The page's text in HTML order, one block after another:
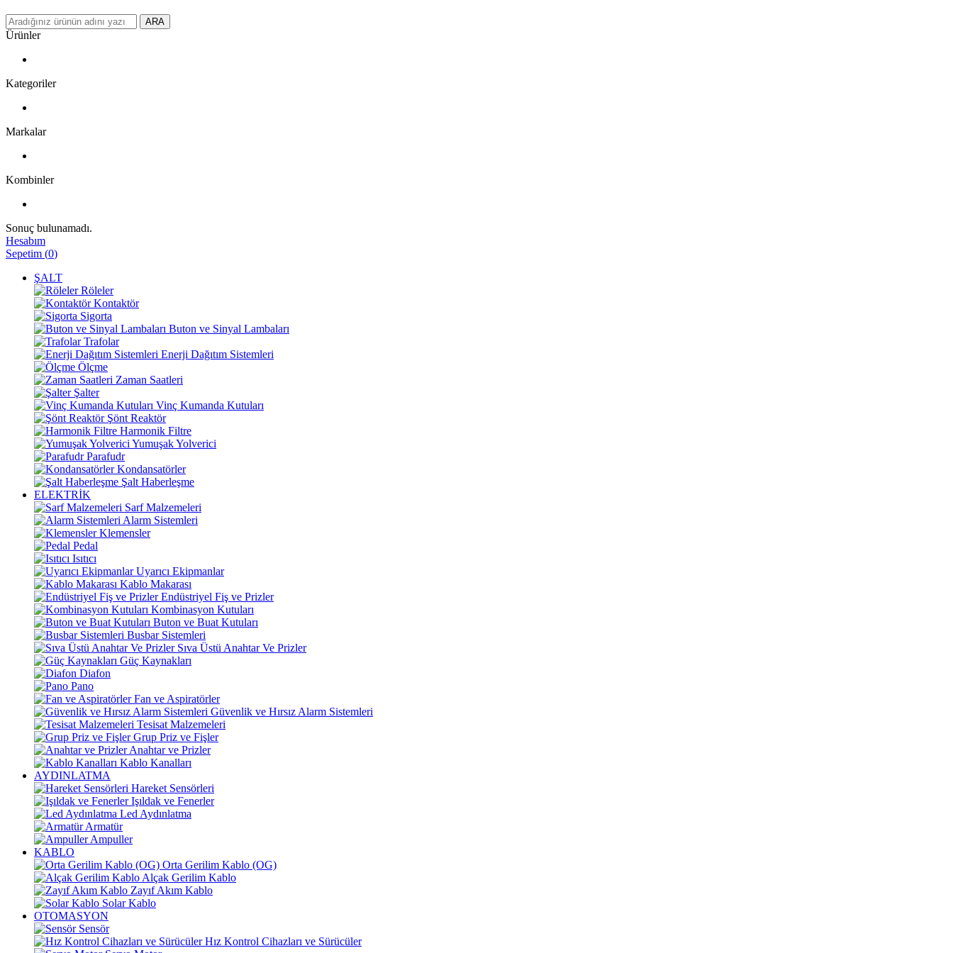
ARA
Ürünler
Kategoriler
Markalar
Kombinler
Sonuç bulunamadı.
Hesabım
Sepetim (0)
ŞALT
Röleler
Kontaktör
Sigorta
Buton ve Sinyal Lambaları
Trafolar
Enerji Dağıtım Sistemleri
Ölçme
Zaman Saatleri
Şalter
Vinç Kumanda Kutuları
Şönt Reaktör
Harmonik Filtre
Yumuşak Yolverici
Parafudr
Kondansatörler
Şalt Haberleşme
ELEKTRİK
Sarf Malzemeleri
Alarm Sistemleri
Klemensler
Pedal
Isıtıcı
Uyarıcı Ekipmanlar
Kablo Makarası
Endüstriyel Fiş ve Prizler
Kombinasyon Kutuları
Buton ve Buat Kutuları
Busbar Sistemleri
Sıva Üstü Anahtar Ve Prizler
Güç Kaynakları
Diafon
Pano
Fan ve Aspiratörler
Güvenlik ve Hırsız Alarm Sistemleri
Tesisat Malzemeleri
Grup Priz ve Fişler
Anahtar ve Prizler
Kablo Kanalları
AYDINLATMA
Hareket Sensörleri
Işıldak ve Fenerler
Led Aydınlatma
Armatür
Ampuller
KABLO
Orta Gerilim Kablo (OG)
Alçak Gerilim Kablo
Zayıf Akım Kablo
Solar Kablo
OTOMASYON
Sensör
Hız Kontrol Cihazları ve Sürücüler